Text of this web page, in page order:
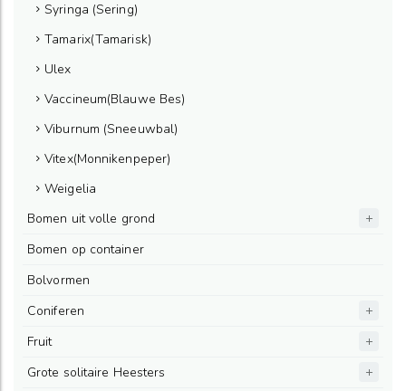
Syringa (Sering)
Tamarix(Tamarisk)
Ulex
Vaccineum(Blauwe Bes)
Viburnum (Sneeuwbal)
Vitex(Monnikenpeper)
Weigelia
Bomen uit volle grond
Bomen op container
Bolvormen
Coniferen
Fruit
Grote solitaire Heesters